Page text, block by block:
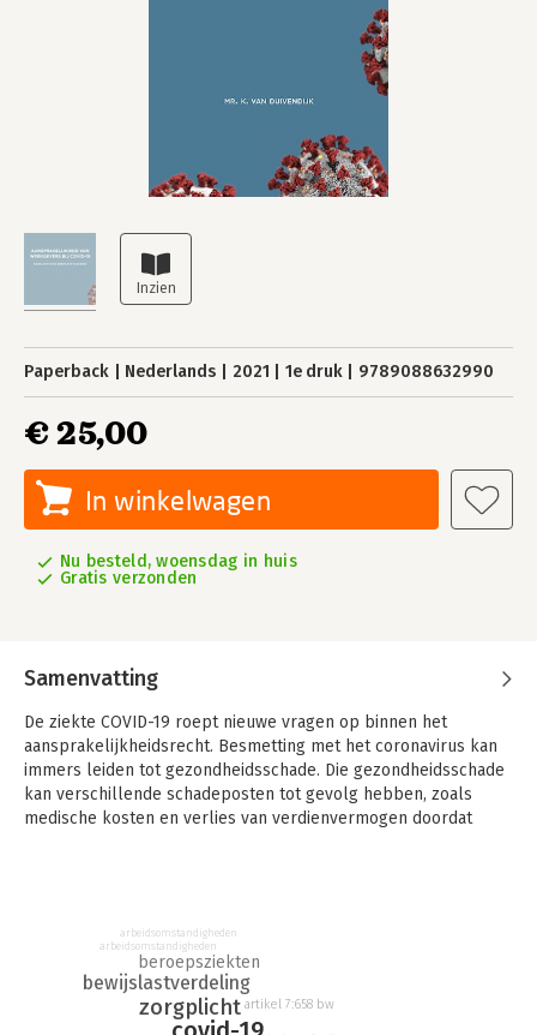
Paperback Nederlands 2021 1e druk 9789088632990
€ 25,00
In winkelwagen
Nu besteld, woensdag in huis
Gratis verzonden
Samenvatting
De ziekte COVID-19 roept nieuwe vragen op binnen het
aansprakelijkheidsrecht. Besmetting met het coronavirus kan
immers leiden tot gezondheidsschade. Die gezondheidsschade
kan verschillende schadeposten tot gevolg hebben, zoals
medische kosten en verlies van verdienvermogen doordat
werkgever via art. 7:658 BW aansprakelijk kan stellen wegens
besmetting met het coronavirus. De auteur focust zich daarbij
op de ziekenhuiszorg.
In dit boek gaat de auteur ten eerste nader in op de
zorgplicht
bewijslastverdeling
beroepsziekten
artikel 7:658 bw
arbeidsomstandigheden
arbeidsomstandigheden